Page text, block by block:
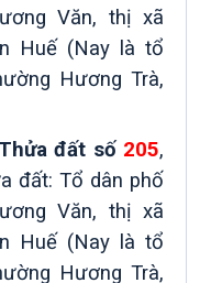
Văn, thị xã
Huế (Nay là tổ
Hương Trà,
Thửa đất số 205,
đất: Tổ dân phố
Văn, thị xã
Huế (Nay là tổ
Hương Trà,